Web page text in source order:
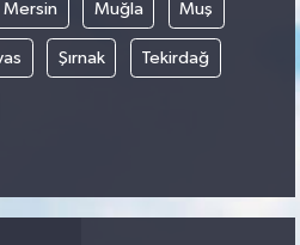
Mersin Muğla Muş
Şırnak Tekirdağ